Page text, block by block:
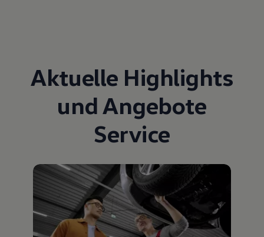
Aktuelle Highlights
und Angebote
Service